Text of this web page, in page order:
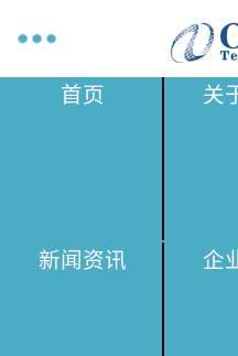
首页 关
新闻资讯 企